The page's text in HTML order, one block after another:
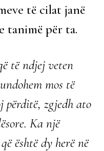
të cilat janë
tanimë për ta.
të ndjej veten
mos të
përditë, zgjedh ato
Ka një
është dy herë në